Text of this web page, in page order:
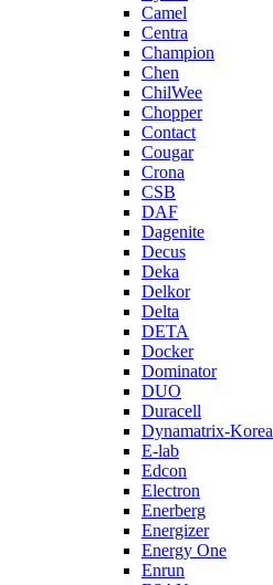
Camel
Centra
Champion
Chen
ChilWee
Chopper
Contact
Cougar
Crona
CSB
DAF
Dagenite
Decus
Deka
Delkor
Delta
DETA
Docker
Dominator
DUO
Duracell
Dynamatrix-Korea
E-lab
Edcon
Electron
Enerberg
Energizer
Energy One
Enrun